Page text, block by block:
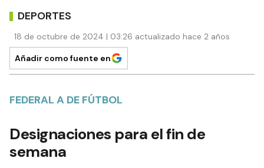
DEPORTES
18 de octubre de 2024 | 03:26 actualizado hace 2 años
Añadir como fuente en
FEDERAL A DE FÚTBOL
Designaciones para el fin de
semana